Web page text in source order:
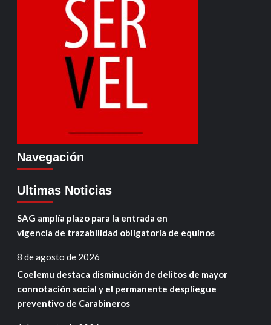
Navegación
Ultimas Noticias
SAG amplía plazo para la entrada en
vigencia de trazabilidad obligatoria de equinos
8 de agosto de 2026
Coelemu destaca disminución de delitos de mayor
connotación social y el permanente despliegue
preventivo de Carabineros